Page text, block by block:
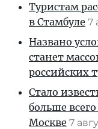
Туристам
в Стамбуле 7
Названо
станет
российских
Стало
больше
Москве 7